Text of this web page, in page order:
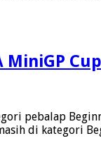
pebalap
di kategori